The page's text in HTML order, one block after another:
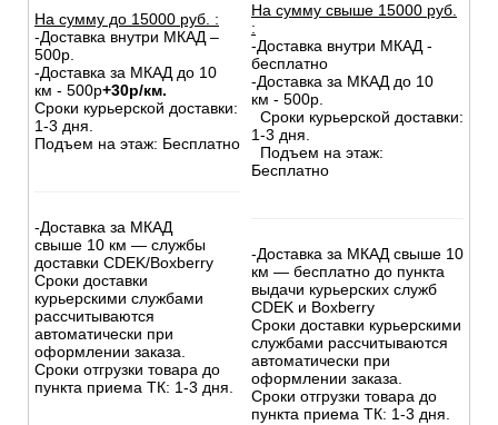
На сумму до 15000 руб. :
-Доставка внутри МКАД –
500р.
-Доставка за МКАД до 10
км - 500р+30р/км.
Сроки курьерской доставки:
1-3 дня.
Подъем на этаж: Бесплатно
-Доставка за МКАД
свыше 10 км — службы
доставки CDEK/Boxberry
Сроки доставки
курьерскими службами
рассчитываются
автоматически при
оформлении заказа.
Сроки отгрузки товара до
пункта приема ТК: 1-3 дня.
На сумму свыше 15000 руб.
:
-Доставка внутри МКАД -
бесплатно
-Доставка за МКАД до 10
км - 500р.
Сроки курьерской доставки:
1-3 дня.
Подъем на этаж:
Бесплатно
-Доставка за МКАД свыше 10
км — бесплатно до пункта
выдачи курьерских служб
CDEK и Boxberry
Сроки доставки курьерскими
службами рассчитываются
автоматически при
оформлении заказа.
Сроки отгрузки товара до
пункта приема ТК: 1-3 дня.